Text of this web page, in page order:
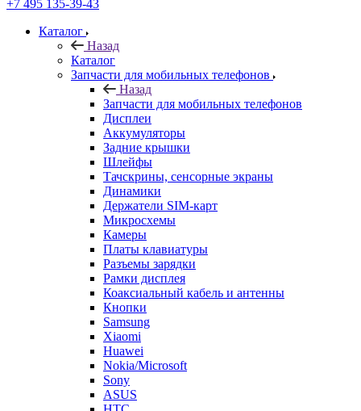
+7 495 135-39-43
Каталог
Назад
Каталог
Запчасти для мобильных телефонов
Назад
Запчасти для мобильных телефонов
Дисплеи
Аккумуляторы
Задние крышки
Шлейфы
Тачскрины, сенсорные экраны
Динамики
Держатели SIM-карт
Микросхемы
Камеры
Платы клавиатуры
Разъемы зарядки
Рамки дисплея
Коаксиальный кабель и антенны
Кнопки
Samsung
Xiaomi
Huawei
Nokia/Microsoft
Sony
ASUS
HTC